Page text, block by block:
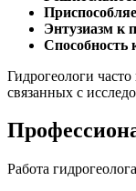
Энтузиазм к
Способность
Гидрогеологи
связанных с
Работа